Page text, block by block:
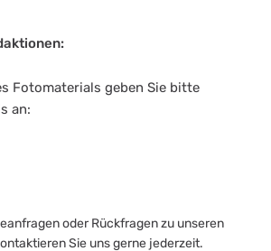
Fotomaterials geben Sie bitte
an:
oder Rückfragen zu unseren
Sie uns gerne jederzeit.